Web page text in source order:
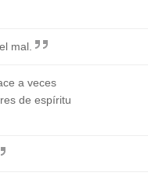
mal.
a veces
de espíritu